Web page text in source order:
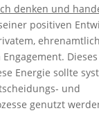
denken und
positiven
Energie sollte
und
genutzt